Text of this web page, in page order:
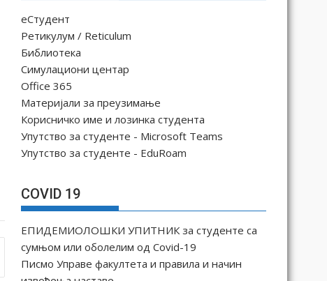
еСтудент
Ретикулум / Reticulum
Библиотека
Симулациони центар
Office 365
Материјали за преузимање
Корисничко име и лозинка студента
Упутство за студенте - Microsoft Teams
Упутство за студенте - EduRoam
COVID 19
ЕПИДЕМИОЛОШКИ УПИТНИК за студенте са
сумњом или оболелим од Covid-19
Писмо Управе факултета и правила и начин